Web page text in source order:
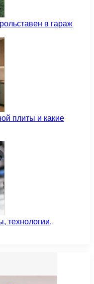
в гараж
плиты и какие
технологии,